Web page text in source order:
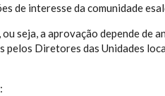
de interesse da comunidade
seja, a aprovação depende
Diretores das Unidades